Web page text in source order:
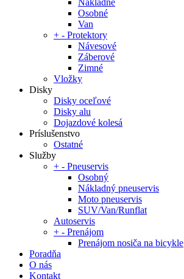
Nákladné
Osobné
Van
+ - Protektory
Návesové
Záberové
Zimné
Vložky
Disky
Disky oceľové
Disky alu
Dojazdové kolesá
Príslušenstvo
Ostatné
Služby
+ - Pneuservis
Osobný
Nákladný pneuservis
Moto pneuservis
SUV/Van/Runflat
Autoservis
+ - Prenájom
Prenájom nosiča na bicykle
Poradňa
O nás
Kontakt